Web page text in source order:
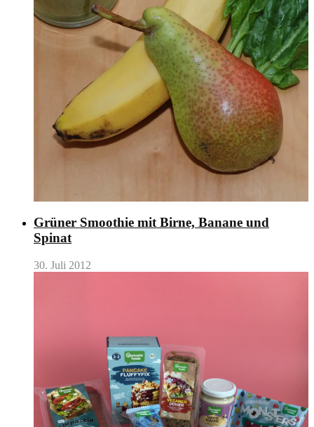
Grüner Smoothie mit Birne, Banane und
Spinat
30. Juli 2012